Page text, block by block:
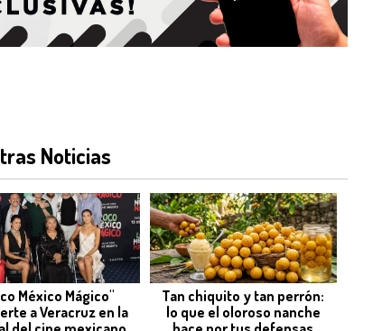
Noticias
México Mágico"
a Veracruz en la
Tan chiquito y tan perrón:
lo que el oloroso nanche